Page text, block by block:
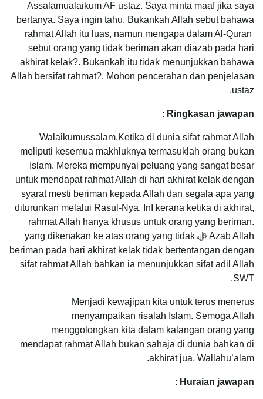
Assalamualaikum AF ustaz. Saya minta maaf jika saya
bertanya. Saya ingin tahu. Bukankah Allah sebut bahawa
rahmat Allah itu luas, namun mengapa dalam Al-Quran
sebut orang yang tidak beriman akan diazab pada hari
akhirat kelak?. Bukankah itu tidak menunjukkan bahawa
Allah bersifat rahmat?. Mohon pencerahan dan penjelasan
ustaz.
Ringkasan jawapan
:
Walaikumussalam.Ketika di dunia sifat rahmat Allah
meliputi kesemua makhluknya termasuklah orang bukan
Islam. Mereka mempunyai peluang yang sangat besar
untuk mendapat rahmat Allah di hari akhirat kelak dengan
syarat mesti beriman kepada Allah dan segala apa yang
diturunkan melalui Rasul-Nya. InI kerana ketika di akhirat,
rahmat Allah hanya khusus untuk orang yang beriman.
Azab Allah ﷻ yang dikenakan ke atas orang yang tidak
beriman pada hari akhirat kelak tidak bertentangan dengan
sifat rahmat Allah bahkan ia menunjukkan sifat adil Allah
SWT.
Menjadi kewajipan kita untuk terus menerus
menyampaikan risalah Islam. Semoga Allah
menggolongkan kita dalam kalangan orang yang
mendapat rahmat Allah bukan sahaja di dunia bahkan di
akhirat jua. Wallahu’alam.
Huraian jawapan
: